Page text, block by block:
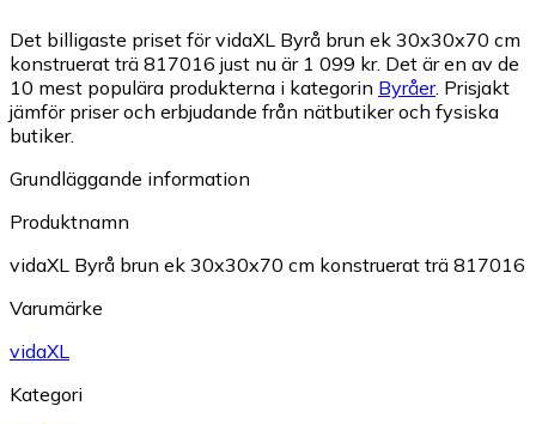
Det billigaste priset för vidaXL Byrå brun ek 30x30x70 cm
konstruerat trä 817016 just nu är 1 099 kr. Det är en av de
10 mest populära produkterna i kategorin Byråer. Prisjakt
jämför priser och erbjudande från nätbutiker och fysiska
butiker.
Grundläggande information
Produktnamn
vidaXL Byrå brun ek 30x30x70 cm konstruerat trä 817016
Varumärke
vidaXL
Kategori